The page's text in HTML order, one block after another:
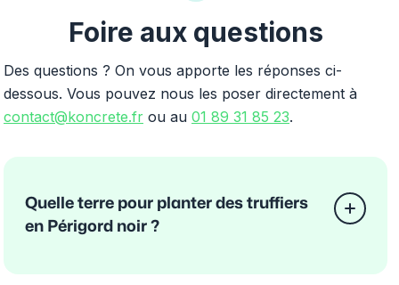
Foire aux questions
Des questions ? On vous apporte les réponses ci-
dessous. Vous pouvez nous les poser directement à
contact@koncrete.fr ou au 01 89 31 85 23.
Quelle terre pour planter des truffiers
en Périgord noir ?